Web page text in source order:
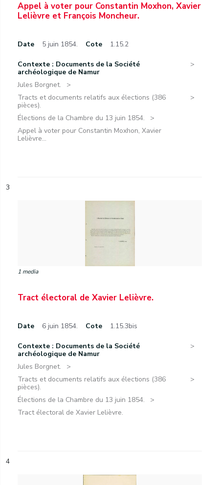
Appel à voter pour Constantin Moxhon, Xavier
Lelièvre et François Moncheur.
Date 5 juin 1854. Cote 1.15.2
Contexte : Documents de la Société
archéologique de Namur
Jules Borgnet.
Tracts et documents relatifs aux élections (386
pièces).
Élections de la Chambre du 13 juin 1854.
Appel à voter pour Constantin Moxhon, Xavier
Lelièvre...
3
1 media
Tract électoral de Xavier Lelièvre.
Date 6 juin 1854. Cote 1.15.3bis
Contexte : Documents de la Société
archéologique de Namur
Jules Borgnet.
Tracts et documents relatifs aux élections (386
pièces).
Élections de la Chambre du 13 juin 1854.
Tract électoral de Xavier Lelièvre.
4